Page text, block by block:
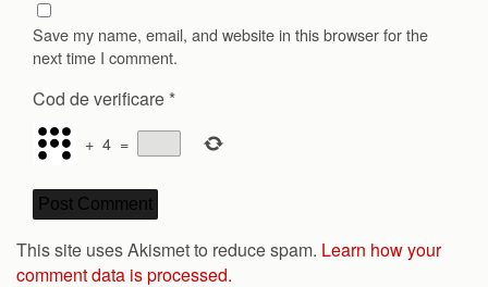
Save my name, email, and website in this browser for the
next time I comment.
Cod de verificare *
+ 4 =
This site uses Akismet to reduce spam. Learn how your
comment data is processed.